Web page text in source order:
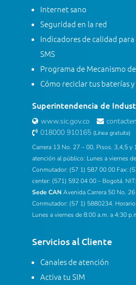
Internet sano
Seguridad en la red
Indicadores de calidad
SMS
Programa de Mecanismo
Cómo reciclar tus baterías
Superintendencia de
www.sic.gov.co
018000 910165 (Línea gratuita)
Carrera 13 No. 27 – 00, Pisos. 3,4,5 y
atención al público: Lunes a viernes
Conmutador: (57 1) 587 00 00 Fax:
center: (571) 592 04 00 – Bogotá.
Sede CAN Avenida Carrera 50 No.
Conmutador: (57 1) 5880234.
Lunes a viernes de 8:00 a.m. a 4:30
Servicios al Cliente
Canales de atención
Activa tu SIM